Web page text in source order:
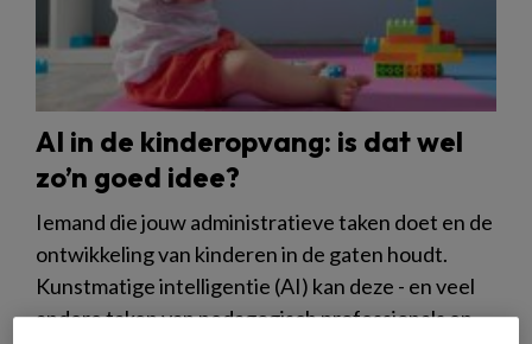
AI in de kinderopvang: is dat wel
zo’n goed idee?
Iemand die jouw administratieve taken doet en de
ontwikkeling van kinderen in de gaten houdt.
Kunstmatige intelligentie (AI) kan deze - en veel
andere taken van pedagogisch professionals en